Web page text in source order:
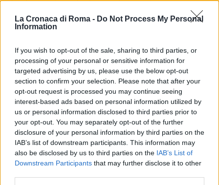
La Cronaca di Roma - Do Not Process My Personal
Information
If you wish to opt-out of the sale, sharing to third parties, or
processing of your personal or sensitive information for
targeted advertising by us, please use the below opt-out
section to confirm your selection. Please note that after your
opt-out request is processed you may continue seeing
interest-based ads based on personal information utilized by
us or personal information disclosed to third parties prior to
your opt-out. You may separately opt-out of the further
disclosure of your personal information by third parties on the
IAB’s list of downstream participants. This information may
also be disclosed by us to third parties on the IAB’s List of
Downstream Participants that may further disclose it to other
utilizzare.Per questo abbiamo lavorato per sbloccare
una situazione che era ferma dal 2005! Un percorso
inadempienze del passato.Ora, grazie a uno
stanziamento straordinario di 300mila euro siamo
pronti a ripulire e a rendere di nuovo accessibile
quest’area. Ringrazio la Polizia Locale di Roma
Capitale e tutte le persone che hanno lavorato per
raggiungere questo importante risultato“.
DRAGHI CANDIDA ROMA PER L’EXPO 2030